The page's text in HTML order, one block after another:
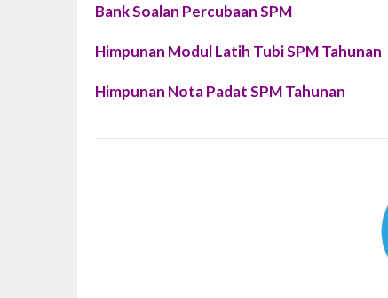
Bank Soalan Percubaan SPM
Himpunan Modul Latih Tubi SPM Tahunan
Himpunan Nota Padat SPM Tahunan